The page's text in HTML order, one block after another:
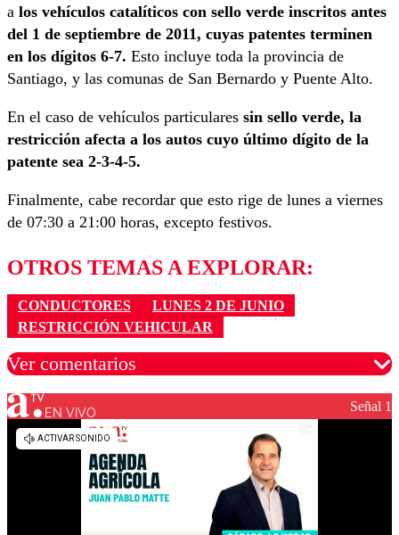
a los vehículos catalíticos con sello verde inscritos antes
del 1 de septiembre de 2011, cuyas patentes terminen
en los dígitos 6-7. Esto incluye toda la provincia de
Santiago, y las comunas de San Bernardo y Puente Alto.
En el caso de vehículos particulares sin sello verde, la
restricción afecta a los autos cuyo último dígito de la
patente sea 2-3-4-5.
Finalmente, cabe recordar que esto rige de lunes a viernes
de 07:30 a 21:00 horas, excepto festivos.
OTROS TEMAS A EXPLORAR:
CONDUCTORES
LUNES 2 DE JUNIO
RESTRICCIÓN VEHICULAR
Ver comentarios
Los comentarios son moderados para garantizar un
diálogo respetuoso.
EN VIVO Señal 1